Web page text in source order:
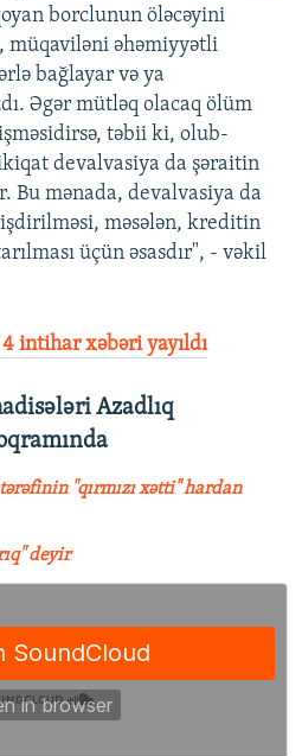
borclunun öləcəyini
müqaviləni əhəmiyyətli
bağlayar və ya
Əgər mütləq olacaq ölüm
təbii ki, olub-
devalvasiya da şəraitin
Bu mənada, devalvasiya da
məsələn, kreditin
üçün əsasdır", - vəkil
intihar xəbəri yayıldı
Azadlıq
"qırmızı xətti" hardan
deyir